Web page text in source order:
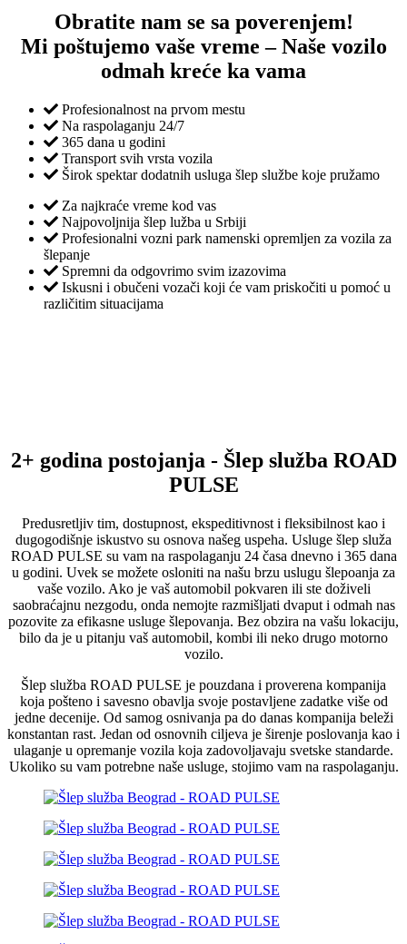
Obratite nam se sa poverenjem!
Mi poštujemo vaše vreme – Naše vozilo
odmah kreće ka vama
Profesionalnost na prvom mestu
Na raspolaganju 24/7
365 dana u godini
Transport svih vrsta vozila
Širok spektar dodatnih usluga šlep službe koje pružamo
Za najkraće vreme kod vas
Najpovoljnija šlep lužba u Srbiji
Profesionalni vozni park namenski opremljen za vozila za
šlepanje
Spremni da odgovrimo svim izazovima
Iskusni i obučeni vozači koji će vam priskočiti u pomoć u
različitim situacijama
2+ godina postojanja - Šlep služba ROAD
PULSE
Predusretljiv tim, dostupnost, ekspeditivnost i fleksibilnost kao i
dugogodišnje iskustvo su osnova našeg uspeha. Usluge šlep služa
ROAD PULSE su vam na raspolaganju 24 časa dnevno i 365 dana
u godini. Uvek se možete osloniti na našu brzu uslugu šlepoanja za
vaše vozilo. Ako je vaš automobil pokvaren ili ste doživeli
saobraćajnu nezgodu, onda nemojte razmišljati dvaput i odmah nas
pozovite za efikasne usluge šlepovanja. Bez obzira na vašu lokaciju,
bilo da je u pitanju vaš automobil, kombi ili neko drugo motorno
vozilo.
Šlep služba ROAD PULSE je pouzdana i proverena kompanija
koja pošteno i savesno obavlja svoje postavljene zadatke više od
jedne decenije. Od samog osnivanja pa do danas kompanija beleži
konstantan rast. Jedan od osnovnih ciljeva je širenje poslovanja kao i
ulaganje u opremanje vozila koja zadovoljavaju svetske standarde.
Ukoliko su vam potrebne naše usluge, stojimo vam na raspolaganju.